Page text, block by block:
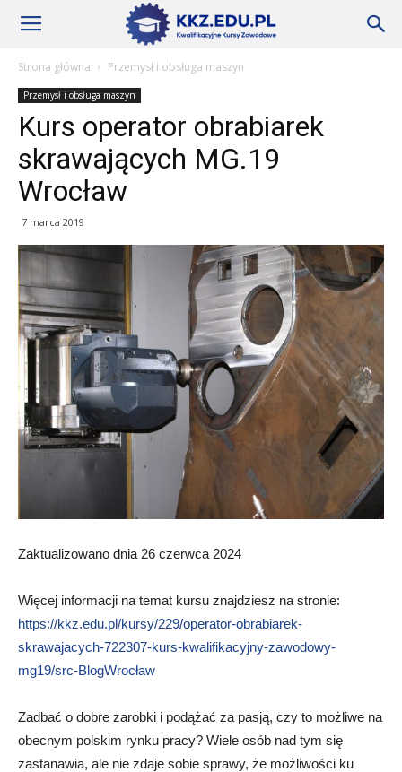
Szkoły
KKZ
Aktualności
Strona główna Przemysł i obsługa maszyn
Przemysł i obsługa maszyn
Kurs operator obrabiarek
skrawających MG.19
Wrocław
7 marca 2019
Zaktualizowano dnia 26 czerwca 2024
Więcej informacji na temat kursu znajdziesz na stronie:
https://kkz.edu.pl/kursy/229/operator-obrabiarek-
skrawajacych-722307-kurs-kwalifikacyjny-zawodowy-
mg19/src-BlogWrocław
Zadbać o dobre zarobki i podążać za pasją, czy to możliwe na
obecnym polskim rynku pracy? Wiele osób nad tym się
zastanawia, ale nie zdaje sobie sprawy, że możliwości ku